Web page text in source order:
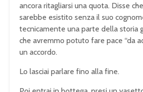
ancora ritagliarsi una quota. Disse
sarebbe esistito senza il suo
tecnicamente una parte della storia
che avremmo potuto fare pace “da
un accordo.
Lo lasciai parlare fino alla fine.